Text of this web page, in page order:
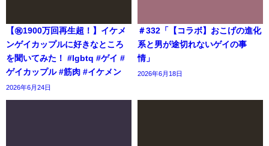
【㊗️1900万回再生超！】イケメ
ンゲイカップルに好きなところ
を聞いてみた！ #lgbtq #ゲイ #
ゲイカップル #筋肉 #イケメン
2026年6月24日
＃332「【コラボ】おこげの進化
系と男が途切れないゲイの事
情」
2026年6月18日